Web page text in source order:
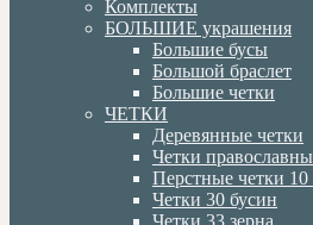
Комплекты
БОЛЬШИЕ украшения
Большие бусы
Большой браслет
Большие четки
ЧЕТКИ
Деревянные четки
Четки
Перстные четки 10
Четки 30 бусин
Четки 33 зерна